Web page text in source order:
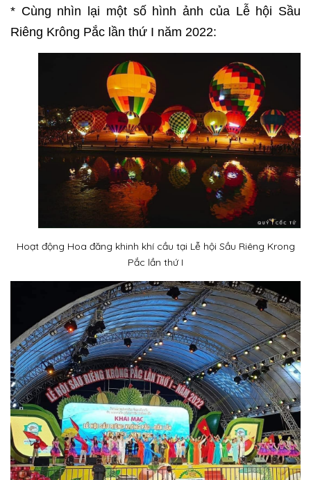
* Cùng nhìn lại một số hình ảnh của Lễ hội Sầu
Riêng Krông Pắc lần thứ I năm 2022:
Hoạt động Hoa đăng khinh khí cầu tại Lễ hội Sầu Riêng Krong
Pắc lần thứ I